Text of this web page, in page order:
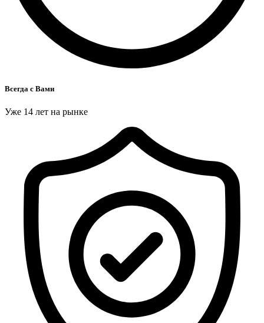
Всегда с Вами
Уже 14 лет на рынке